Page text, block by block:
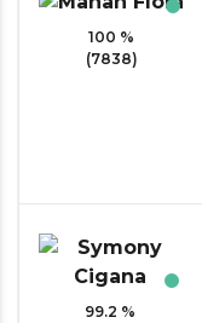
100 %
(7838)
99.2 %